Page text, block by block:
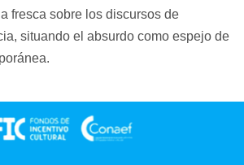
fresca sobre los discursos de
situando el absurdo como espejo de